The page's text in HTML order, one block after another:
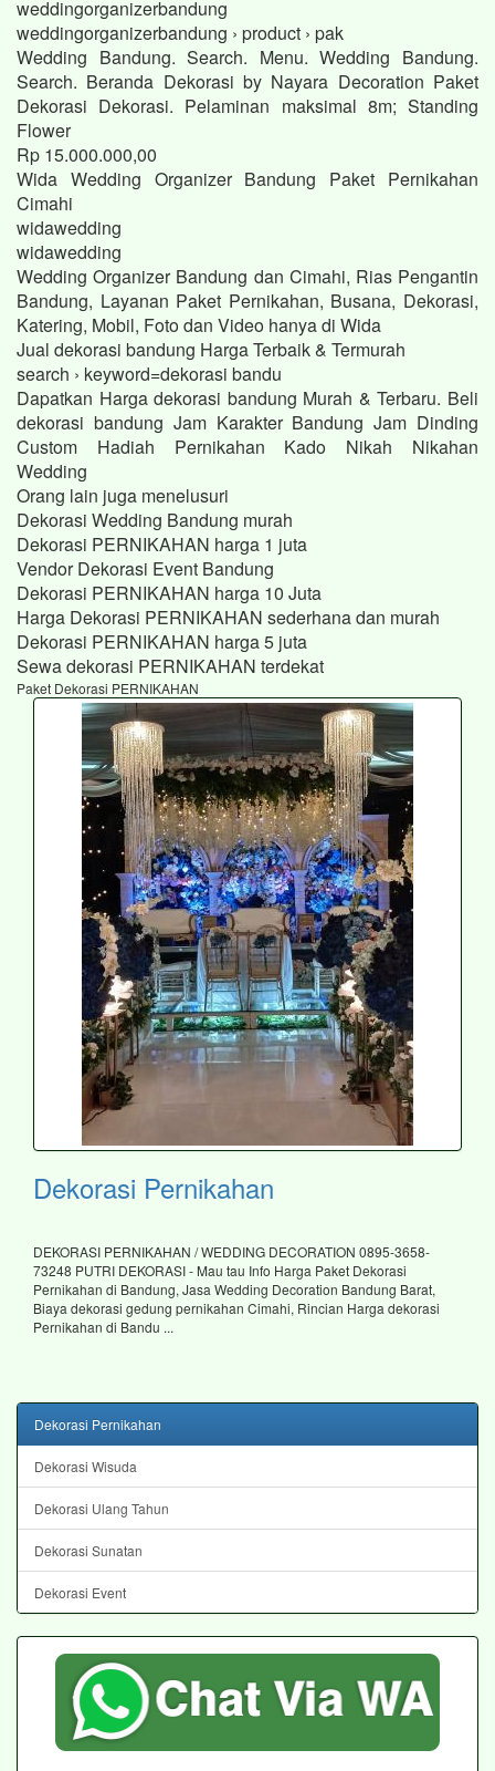
weddingorganizerbandung
weddingorganizerbandung › product › pak
Wedding Bandung. Search. Menu. Wedding Bandung.
Search. Beranda Dekorasi by Nayara Decoration Paket
Dekorasi Dekorasi. Pelaminan maksimal 8m; Standing
Flower
Rp 15.000.000,00
Wida Wedding Organizer Bandung Paket Pernikahan
Cimahi
widawedding
widawedding
Wedding Organizer Bandung dan Cimahi, Rias Pengantin
Bandung, Layanan Paket Pernikahan, Busana, Dekorasi,
Katering, Mobil, Foto dan Video hanya di Wida
Jual dekorasi bandung Harga Terbaik & Termurah
search › keyword=dekorasi bandu
Dapatkan Harga dekorasi bandung Murah & Terbaru. Beli
dekorasi bandung Jam Karakter Bandung Jam Dinding
Custom Hadiah Pernikahan Kado Nikah Nikahan
Wedding
Orang lain juga menelusuri
Dekorasi Wedding Bandung murah
Dekorasi PERNIKAHAN harga 1 juta
Vendor Dekorasi Event Bandung
Dekorasi PERNIKAHAN harga 10 Juta
Harga Dekorasi PERNIKAHAN sederhana dan murah
Dekorasi PERNIKAHAN harga 5 juta
Sewa dekorasi PERNIKAHAN terdekat
Paket Dekorasi PERNIKAHAN
Dekorasi Pernikahan
DEKORASI PERNIKAHAN / WEDDING DECORATION 0895-3658-
73248 PUTRI DEKORASI - Mau tau Info Harga Paket Dekorasi
Pernikahan di Bandung, Jasa Wedding Decoration Bandung Barat,
Biaya dekorasi gedung pernikahan Cimahi, Rincian Harga dekorasi
Pernikahan di Bandu ...
Dekorasi Pernikahan
Dekorasi Wisuda
Dekorasi Ulang Tahun
Dekorasi Sunatan
Dekorasi Event